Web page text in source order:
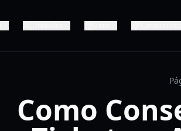
Como